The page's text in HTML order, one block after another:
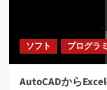
ソフト プログラ
AutoCADから